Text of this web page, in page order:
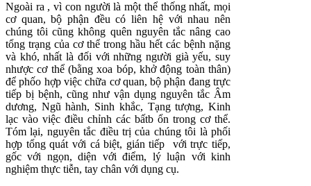
Ngoài ra , vì con người là một thể thống nhất, mọi
cơ quan, bộ phận đều có liên hệ với nhau nên
chúng tôi cũng không quên nguyên tắc nâng cao
tổng trạng của cơ thể trong hầu hết các bệnh nặng
và khó, nhất là đối với những người già yếu, suy
nhược cơ thể (bằng xoa bóp, khở động toàn thân)
để phốo hợp việc chữa cơ quan, bộ phận đang trực
tiếp bị bệnh, cũng như vận dụng nguyên tắc Âm
dương, Ngũ hành, Sinh khắc, Tạng tượng, Kinh
lạc vào việc điều chỉnh các bấtb ổn trong cơ thể.
Tóm lại, nguyên tắc điều trị của chúng tôi là phối
hợp tổng quát với cá biệt, gián tiếp với trực tiếp,
gốc với ngọn, diện với điểm, lý luận với kinh
nghiệm thực tiễn, tay chân với dụng cụ.